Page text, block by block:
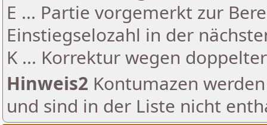
E ... Partie vorgemerkt zur
Einstiegselozahl in der
K ... Korrektur wegen
Hinweis2 Kontumazen
und sind in der Liste nicht